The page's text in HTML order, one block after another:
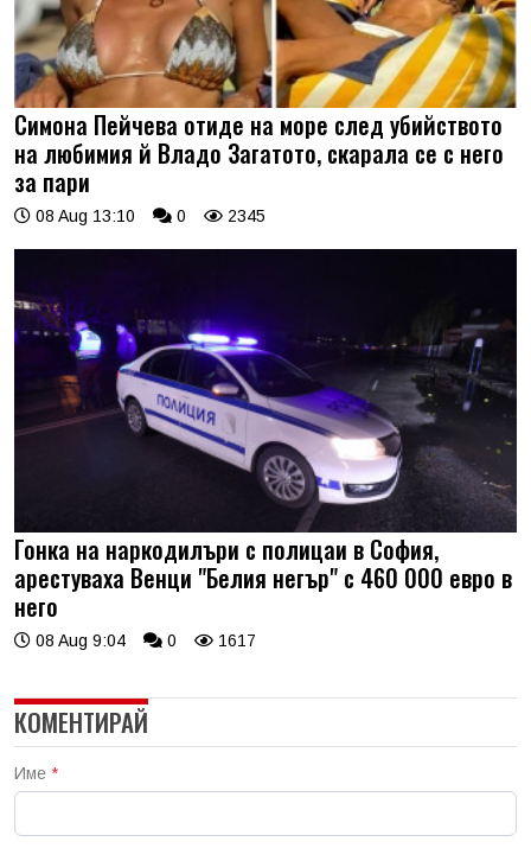
Симона Пейчева отиде на море след убийството
на любимия й Владо Загатото, скарала се с него
за пари
08 Aug 13:10 0 2345
Гонка на наркодилъри с полицаи в София,
арестуваха Венци "Белия негър" с 460 000 евро в
него
08 Aug 9:04 0 1617
КОМЕНТИРАЙ
Име *